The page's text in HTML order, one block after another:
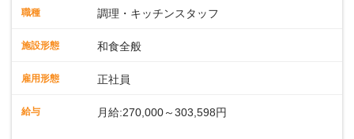
調理、盛り付け、刺身の切り出しのほか、料理長の下で和食
ます。スキルや経験に応じて発注業務やアルバイトスタッフ
新宿・東京駅まで20分圏内と便利な好ロケーション。ビジネ
ームほか、朝食からディナーまでお楽しみいただけるオール
職種 調理・キッチンスタッフ
施設形態 和食全般
雇用形態 正社員
給与 月給:270,000～303,598円